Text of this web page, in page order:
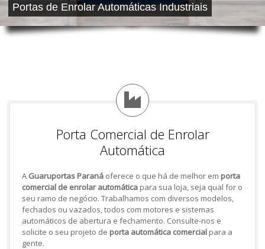
Portas de Enrolar Automáticas Industriais
Porta Comercial de Enrolar
Automática
A Guaruportas Paranáoferece o que há de melhor em porta
comercial de enrolar automáticapara sua loja, seja qual for o
seu ramo de negócio. Trabalhamos com diversos modelos,
fechados ou vazados, todos com motores e sistemas
automáticos de abertura e fechamento. Consulte-nos e
solicite o seu projeto de porta automática comercialpara a
gente.